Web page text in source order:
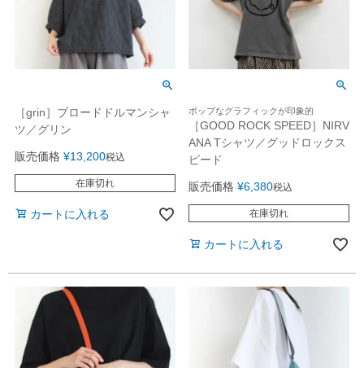
［grin］ブロードドルマンシャ
ツ／グリン
販売価格 ¥13,200税込
在庫切れ
カートに入れる
ポップなグラフィックが印象的
［GOOD ROCK SPEED］NIRV
ANA Tシャツ／グッドロックス
ピード
販売価格 ¥6,380税込
在庫切れ
カートに入れる